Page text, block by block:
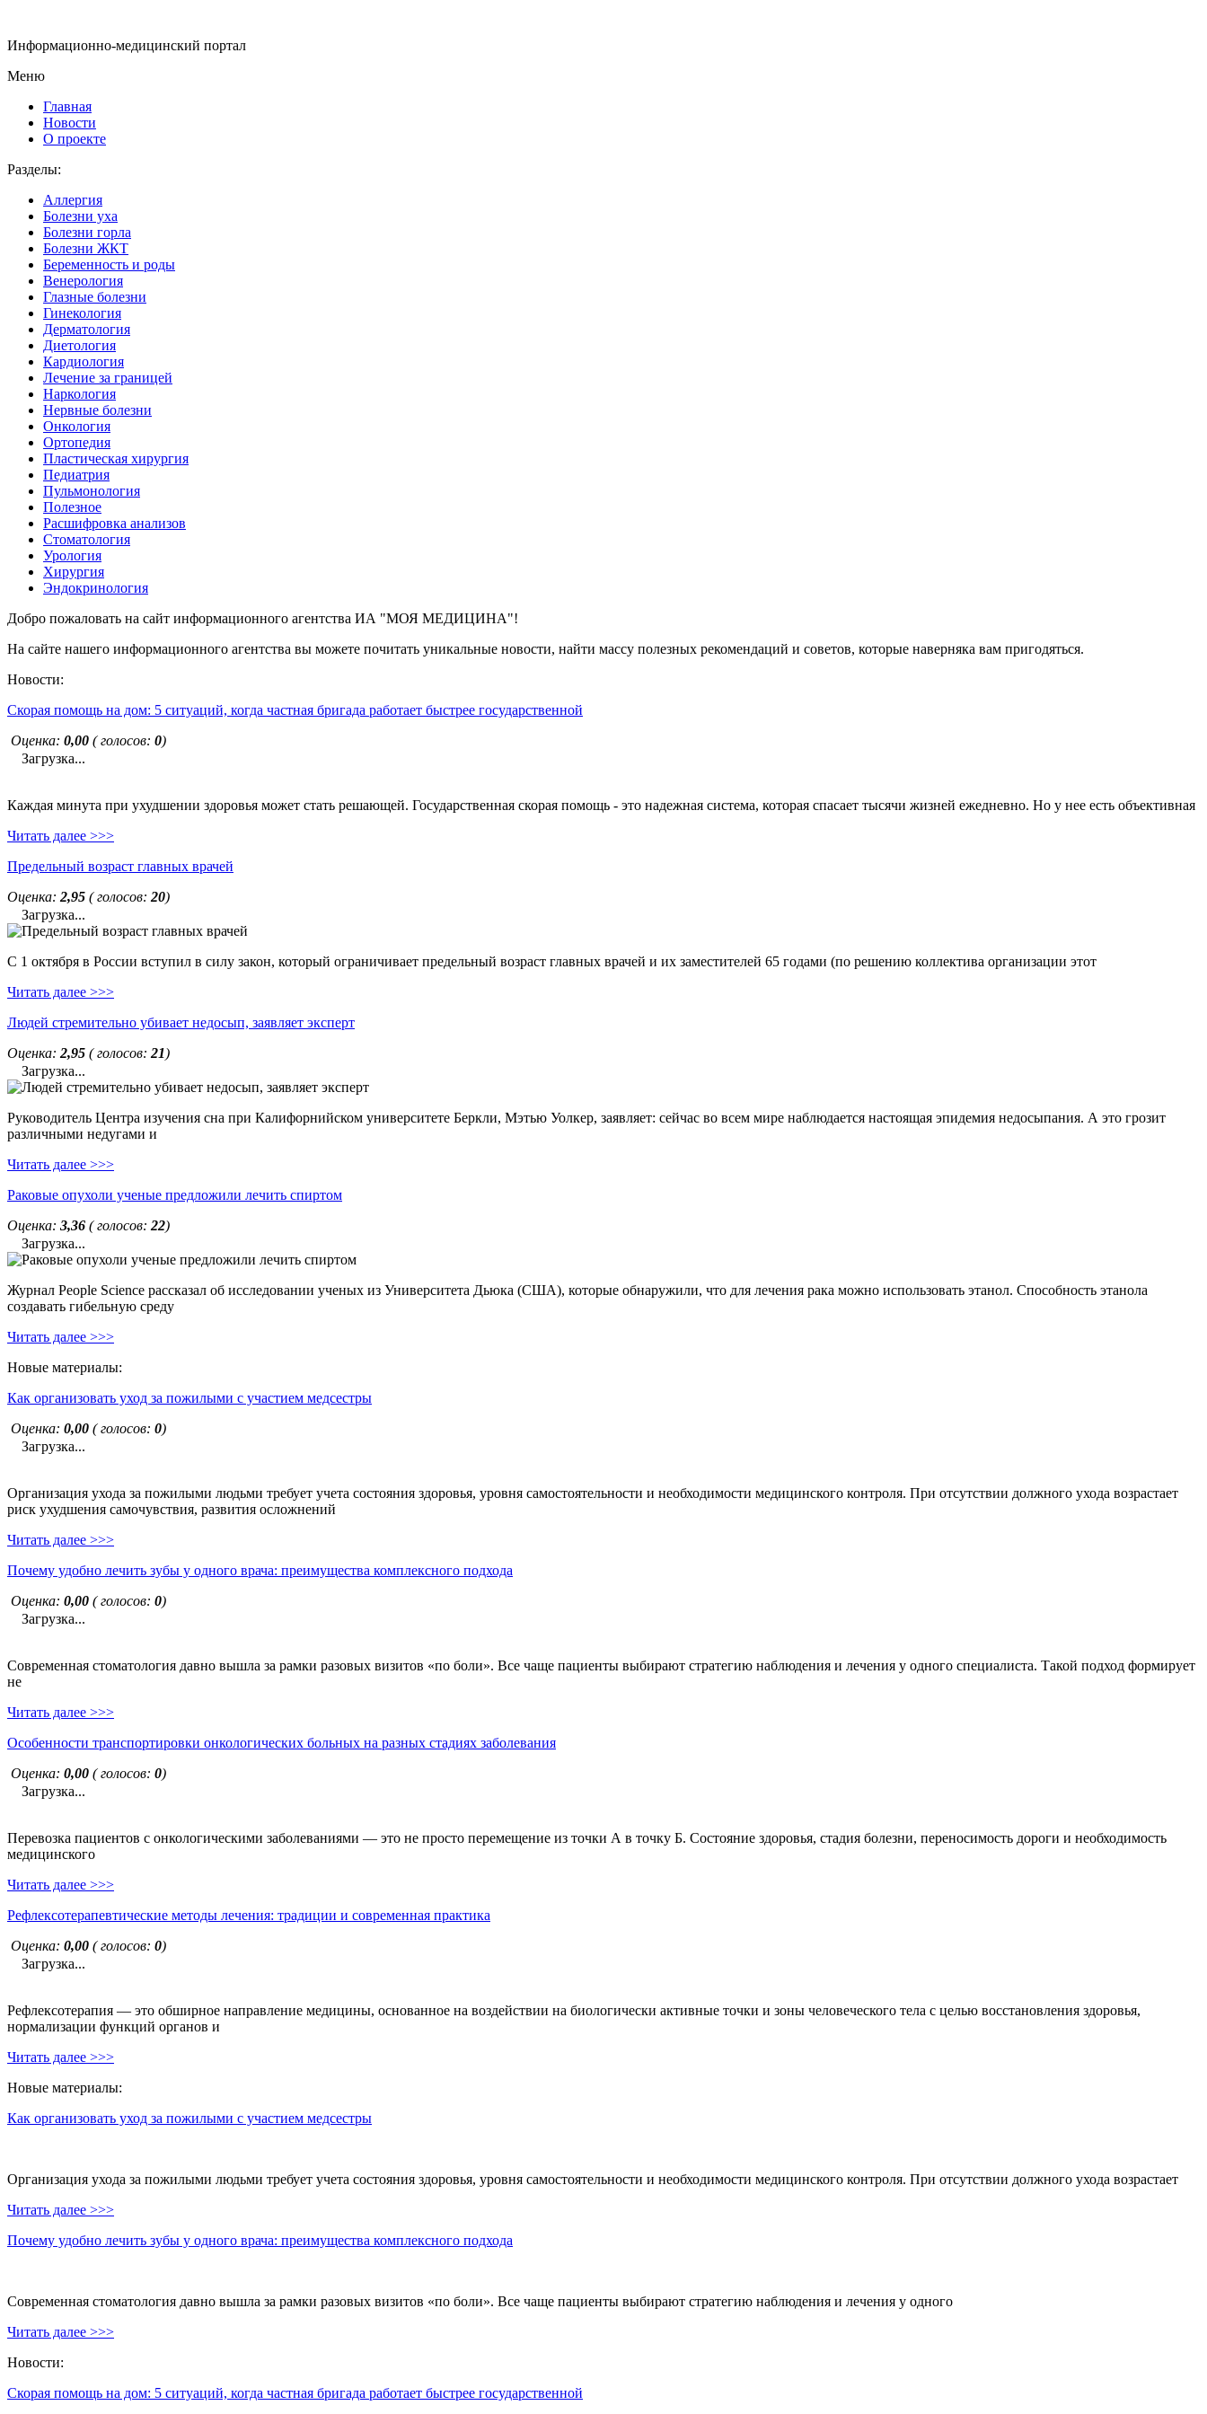
Информационно-медицинский портал
Меню
Главная
Новости
О проекте
Разделы:
Аллергия
Болезни уха
Болезни горла
Болезни ЖКТ
Беременность и роды
Венерология
Глазные болезни
Гинекология
Дерматология
Диетология
Кардиология
Лечение за границей
Наркология
Нервные болезни
Онкология
Ортопедия
Пластическая хирургия
Педиатрия
Пульмонология
Полезное
Расшифровка анализов
Стоматология
Урология
Хирургия
Эндокринология
Добро пожаловать на сайт информационного агентства ИА "МОЯ МЕДИЦИНА"!
На сайте нашего информационного агентства вы можете почитать уникальные новости, найти массу полезных рекомендаций и советов, которые наверняка вам пригодяться.
Новости:
Скорая помощь на дом: 5 ситуаций, когда частная бригада работает быстрее государственной
Оценка: 0,00 ( голосов: 0)
Загрузка...
Каждая минута при ухудшении здоровья может стать решающей. Государственная скорая помощь - это надежная система, которая спасает тысячи жизней ежедневно. Но у нее есть объективная
Читать далее >>>
Предельный возраст главных врачей
Оценка: 2,95 ( голосов: 20)
Загрузка...
С 1 октября в России вступил в силу закон, который ограничивает предельный возраст главных врачей и их заместителей 65 годами (по решению коллектива организации этот
Читать далее >>>
Людей стремительно убивает недосып, заявляет эксперт
Оценка: 2,95 ( голосов: 21)
Загрузка...
Руководитель Центра изучения сна при Калифорнийском университете Беркли, Мэтью Уолкер, заявляет: сейчас во всем мире наблюдается настоящая эпидемия недосыпания. А это грозит
различными недугами и
Читать далее >>>
Раковые опухоли ученые предложили лечить спиртом
Оценка: 3,36 ( голосов: 22)
Загрузка...
Журнал People Science рассказал об исследовании ученых из Университета Дьюка (США), которые обнаружили, что для лечения рака можно использовать этанол. Способность этанола
создавать гибельную среду
Читать далее >>>
Новые материалы:
Как организовать уход за пожилыми с участием медсестры
Оценка: 0,00 ( голосов: 0)
Загрузка...
Организация ухода за пожилыми людьми требует учета состояния здоровья, уровня самостоятельности и необходимости медицинского контроля. При отсутствии должного ухода возрастает
риск ухудшения самочувствия, развития осложнений
Читать далее >>>
Почему удобно лечить зубы у одного врача: преимущества комплексного подхода
Оценка: 0,00 ( голосов: 0)
Загрузка...
Современная стоматология давно вышла за рамки разовых визитов «по боли». Все чаще пациенты выбирают стратегию наблюдения и лечения у одного специалиста. Такой подход формирует
не
Читать далее >>>
Особенности транспортировки онкологических больных на разных стадиях заболевания
Оценка: 0,00 ( голосов: 0)
Загрузка...
Перевозка пациентов с онкологическими заболеваниями — это не просто перемещение из точки А в точку Б. Состояние здоровья, стадия болезни, переносимость дороги и необходимость
медицинского
Читать далее >>>
Рефлексотерапевтические методы лечения: традиции и современная практика
Оценка: 0,00 ( голосов: 0)
Загрузка...
Рефлексотерапия — это обширное направление медицины, основанное на воздействии на биологически активные точки и зоны человеческого тела с целью восстановления здоровья,
нормализации функций органов и
Читать далее >>>
Новые материалы:
Как организовать уход за пожилыми с участием медсестры
Организация ухода за пожилыми людьми требует учета состояния здоровья, уровня самостоятельности и необходимости медицинского контроля. При отсутствии должного ухода возрастает
Читать далее >>>
Почему удобно лечить зубы у одного врача: преимущества комплексного подхода
Современная стоматология давно вышла за рамки разовых визитов «по боли». Все чаще пациенты выбирают стратегию наблюдения и лечения у одного
Читать далее >>>
Новости:
Скорая помощь на дом: 5 ситуаций, когда частная бригада работает быстрее государственной